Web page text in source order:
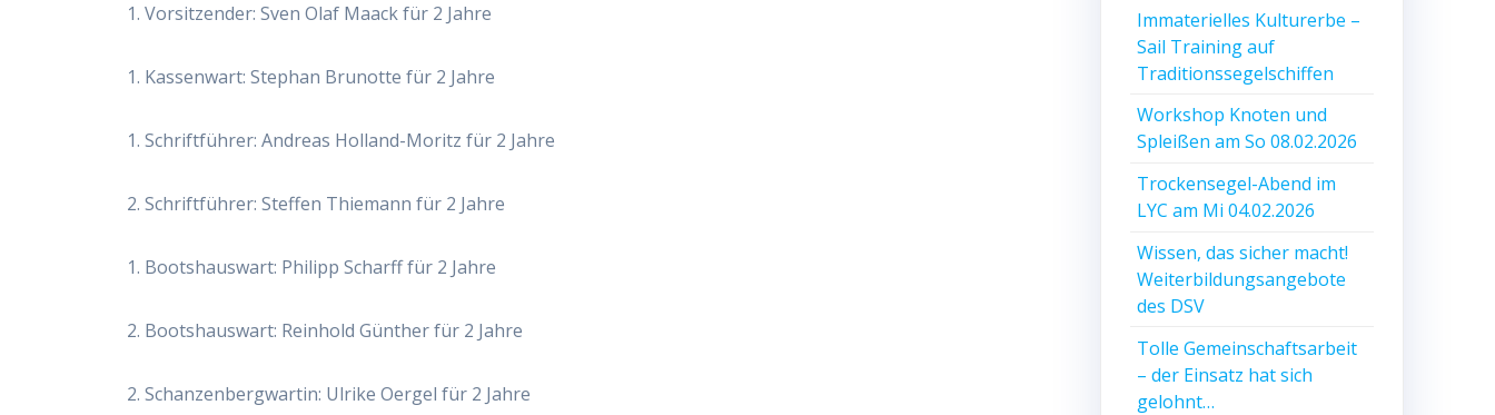
1. Vorsitzender: Sven Olaf Maack für 2 Jahre
1. Kassenwart: Stephan Brunotte für 2 Jahre
1. Schriftführer: Andreas Holland-Moritz für 2 Jahre
2. Schriftführer: Steffen Thiemann für 2 Jahre
1. Bootshauswart: Philipp Scharff für 2 Jahre
2. Bootshauswart: Reinhold Günther für 2 Jahre
2. Schanzenbergwartin: Ulrike Oergel für 2 Jahre
Immaterielles Kulturerbe –
Sail Training auf
Traditionssegelschiffen
Workshop Knoten und
Spleißen am So 08.02.2026
Trockensegel-Abend im
LYC am Mi 04.02.2026
Wissen, das sicher macht!
Weiterbildungsangebote
des DSV
Tolle Gemeinschaftsarbeit
– der Einsatz hat sich
gelohnt…